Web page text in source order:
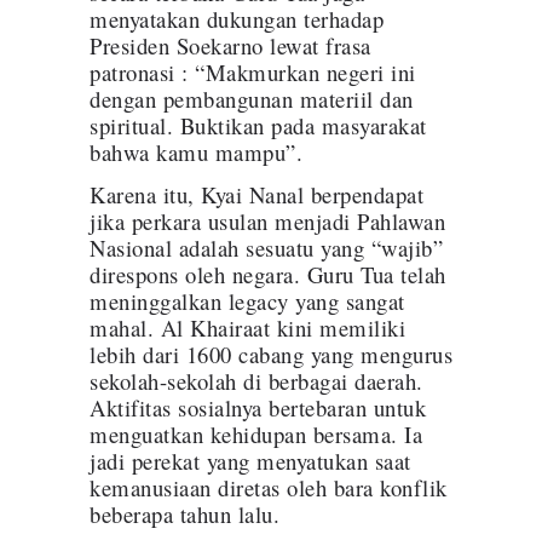
menyatakan dukungan terhadap
Presiden Soekarno lewat frasa
patronasi : “Makmurkan negeri ini
dengan pembangunan materiil dan
spiritual. Buktikan pada masyarakat
bahwa kamu mampu”.
Karena itu, Kyai Nanal berpendapat
jika perkara usulan menjadi Pahlawan
Nasional adalah sesuatu yang “wajib”
direspons oleh negara. Guru Tua telah
meninggalkan legacy yang sangat
mahal. Al Khairaat kini memiliki
lebih dari 1600 cabang yang mengurus
sekolah-sekolah di berbagai daerah.
Aktifitas sosialnya bertebaran untuk
menguatkan kehidupan bersama. Ia
jadi perekat yang menyatukan saat
kemanusiaan diretas oleh bara konflik
beberapa tahun lalu.